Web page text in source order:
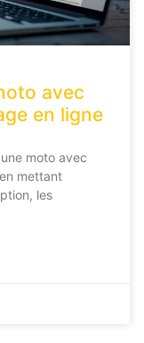
avec
en ligne
moto avec
mettant
les